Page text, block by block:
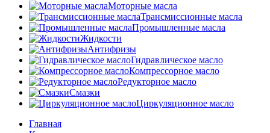
Моторные масла
Трансмиссионные масла
Промышленные масла
Жидкости
Антифризы
Гидравлическое масло
Компрессорное масло
Редукторное масло
Смазки
Циркуляционное масло
Главная